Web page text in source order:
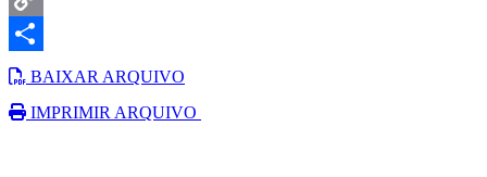
Copy
Link
ShareBAIXAR ARQUIVO
IMPRIMIR ARQUIVO